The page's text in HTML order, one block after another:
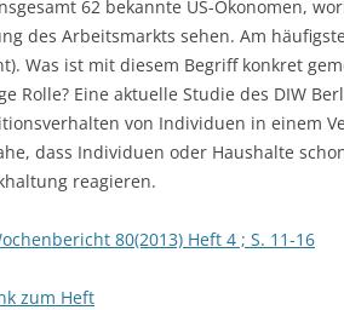
62 bekannte US-Ökonomen,
des Arbeitsmarkts sehen. Am
Was ist mit diesem Begriff konkret
Rolle? Eine aktuelle Studie des DIW
von Individuen in einem
dass Individuen oder Haushalte
reagieren.
80(2013) Heft 4 ; S. 11-16
zum Heft